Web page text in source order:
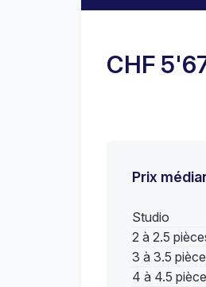
CHF
Prix
Studio
2 à 2.5
3 à 3.5
4 à 4.5